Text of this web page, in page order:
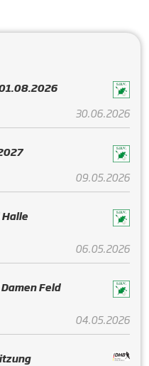
30.06.2026
09.05.2026
06.05.2026
Feld
04.05.2026